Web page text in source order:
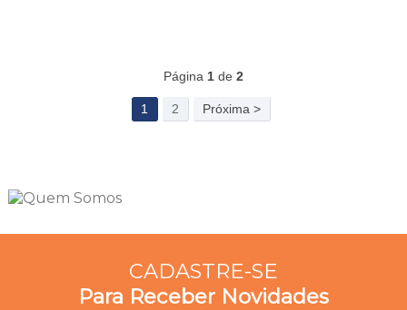
Página 1de 2
1 2 Próxima >
CADASTRE-SE
Para Receber Novidades